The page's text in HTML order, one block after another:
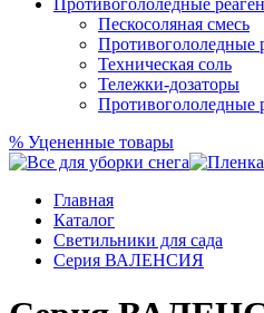
Противогололедные
Пескосоляная смесь
Техническая соль
Тележки-дозаторы
Противогололедные
% Уцененные товары
Главная
Каталог
Светильники для сада
Серия ВАЛЕНСИЯ